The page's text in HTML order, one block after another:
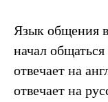
Язык общения
начал
отвечает на
отвечает на